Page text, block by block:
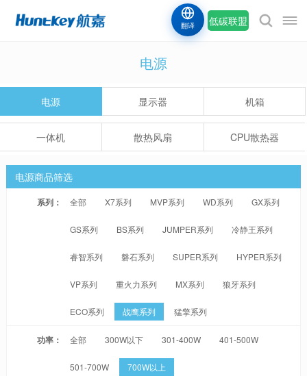
低碳联盟
翻译
电源
电源 显示器 机箱
一体机 散热风扇 CPU散热器
电源商品筛选
系列： 全部 X7系列 MVP系列 WD系列 GX系列
GS系列 BS系列 JUMPER系列 冷静王系列
睿智系列 磐石系列 SUPER系列 HYPER系列
VP系列 重火力系列 MX系列 狼牙系列
ECO系列 战鹰系列 猛擎系列
功率： 全部 300W以下 301-400W 401-500W
501-700W 700W以上